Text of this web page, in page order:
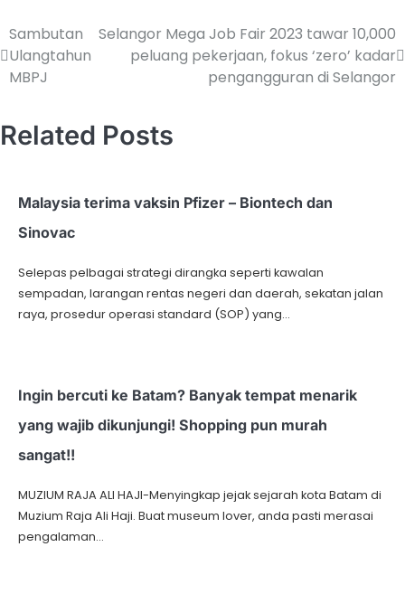
Sambutan
Ulangtahun
MBPJ
Selangor Mega Job Fair 2023 tawar 10,000
peluang pekerjaan, fokus ‘zero’ kadar
pengangguran di Selangor
Related Posts
Malaysia terima vaksin Pfizer – Biontech dan
Sinovac
Selepas pelbagai strategi dirangka seperti kawalan
sempadan, larangan rentas negeri dan daerah, sekatan jalan
raya, prosedur operasi standard (SOP) yang…
Ingin bercuti ke Batam? Banyak tempat menarik
yang wajib dikunjungi! Shopping pun murah
sangat!!
MUZIUM RAJA ALI HAJI-Menyingkap jejak sejarah kota Batam di
Muzium Raja Ali Haji. Buat museum lover, anda pasti merasai
pengalaman…